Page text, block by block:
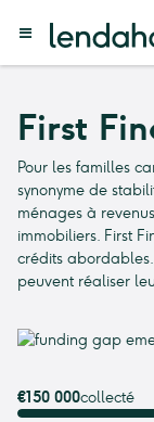
First
Pour les familles
synonyme de
ménages à
immobiliers. First
crédits abordables.
peuvent réaliser
€150 000collecté